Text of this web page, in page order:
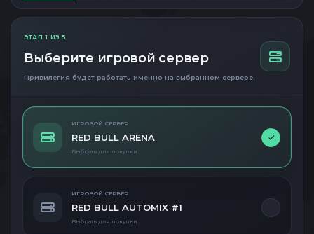
ЭТАП 1 ИЗ 5
Выберите игровой сервер
Привилегия будет работать именно на выбранном сервере.
ИГРОВОЙ СЕРВЕР
RED BULL ARENA
Выбрать для покупки
ИГРОВОЙ СЕРВЕР
RED BULL AUTOMIX #1
Выбрать для покупки